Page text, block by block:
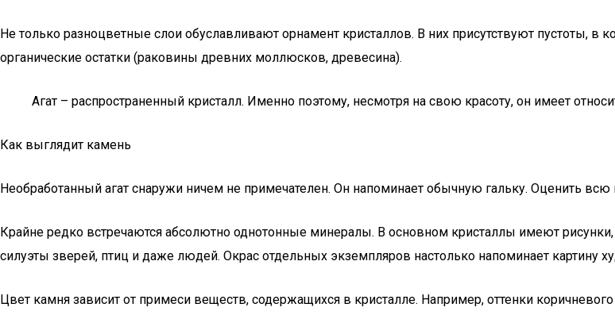
Не только разноцветные слои обуславливают орнамент кристаллов. В них присутствуют пустоты, в
органические остатки (раковины древних моллюсков, древесина).
Агат – распространенный кристалл. Именно поэтому, несмотря на свою красоту, он имеет
Как выглядит камень
Необработанный агат снаружи ничем не примечателен. Он напоминает обычную гальку. Оценить
Крайне редко встречаются абсолютно однотонные минералы. В основном кристаллы имеют
силуэты зверей, птиц и даже людей. Окрас отдельных экземпляров настолько напоминает картину
Цвет камня зависит от примеси веществ, содержащихся в кристалле. Например, оттенки